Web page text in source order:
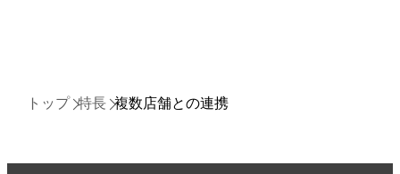
トップ 特長 複数店舗との連携